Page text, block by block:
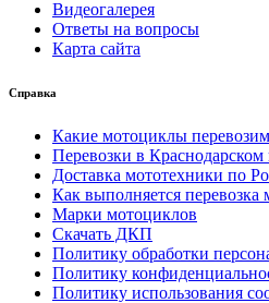
Видеогалерея
Ответы на вопросы
Карта сайта
Справка
Какие мотоциклы перевозим
Перевозки в Краснодарском
Доставка мототехники по
Как выполняется перевозка
Марки мотоциклов
Скачать ДКП
Политику обработки
Политику
Политику использования